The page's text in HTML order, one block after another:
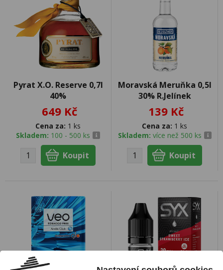
Pyrat X.O. Reserve 0,7l
40%
649 Kč
Cena za: 1 ks
Skladem: 100 - 500 ks
Moravská Meruňka 0,5l
30% R.Jelínek
139 Kč
Cena za: 1 ks
Skladem: více než 500 ks